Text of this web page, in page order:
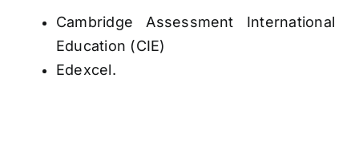
Cambridge Assessment International
Education (CIE)
Edexcel.